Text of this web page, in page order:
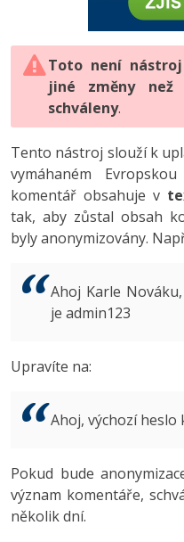
HTML5, CSS3,
SQL a databáze
Testování a
UML a
React
Spring
ASP.NET MVC
Best practices
PHP
JavaScript
Python
HTML / CSS
UML a
MySQL/MariaDB
MS-SQL
Vývojář
C# Game
Tester
Systémový
3D grafik
Copywriter
WordPress
-80%
JavaScript -80%
PHP -80%
Swift -80%
Kotlin -80%
VB.NET
Algoritmy -41%
Umělá
Digitální
Marketing
WordPress
SEO
UX
Business
Copywriting
Windows
Photoshop -80%
Adobe Illustrator
Adobe Lightroom
Adobe XD
Adobe InDesign
Adobe After
Inkscape
Fórum
Toto není
jiné změny než
schváleny.
Tento nástroj slouží k
vymáhaném
komentář obsahuje v
tak, aby zůstal obsah
byly anonymizovány.
Ahoj Karle
je admin123
Upravíte na:
Ahoj, výchozí heslo
Pokud bude
význam komentáře,
několik dní.